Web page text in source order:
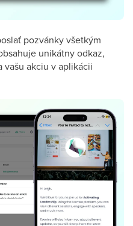
pozvánky všetkým
unikátny odkaz,
vašu akciu v aplikácii